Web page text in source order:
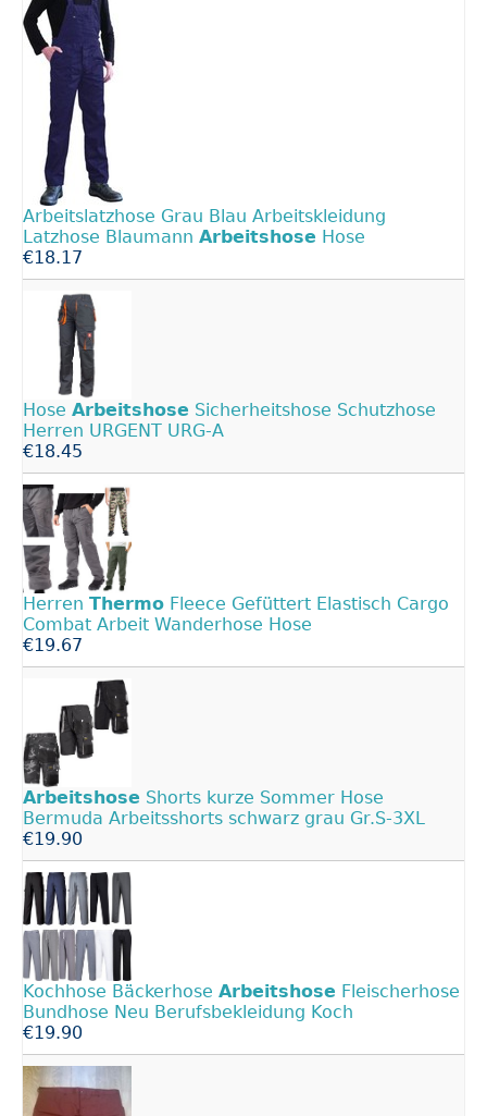
Arbeitslatzhose Grau Blau Arbeitskleidung
Latzhose Blaumann Arbeitshose Hose
€18.17
Hose Arbeitshose Sicherheitshose Schutzhose
Herren URGENT URG-A
€18.45
Herren Thermo Fleece Gefüttert Elastisch Cargo
Combat Arbeit Wanderhose Hose
€19.67
Arbeitshose Shorts kurze Sommer Hose
Bermuda Arbeitsshorts schwarz grau Gr.S-3XL
€19.90
Kochhose Bäckerhose Arbeitshose Fleischerhose
Bundhose Neu Berufsbekleidung Koch
€19.90